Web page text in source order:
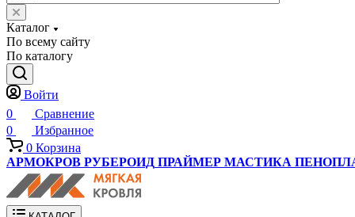
Каталог
По всему сайту
По каталогу
Войти
0
Сравнение
0
Избранное
0 Корзина
АРМОКРОВ РУБЕРОИД ПРАЙМЕР МАСТИКА